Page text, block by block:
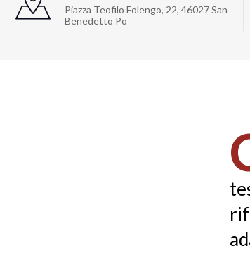
Piazza Teofilo Folengo, 22, 46027San
Benedetto Po